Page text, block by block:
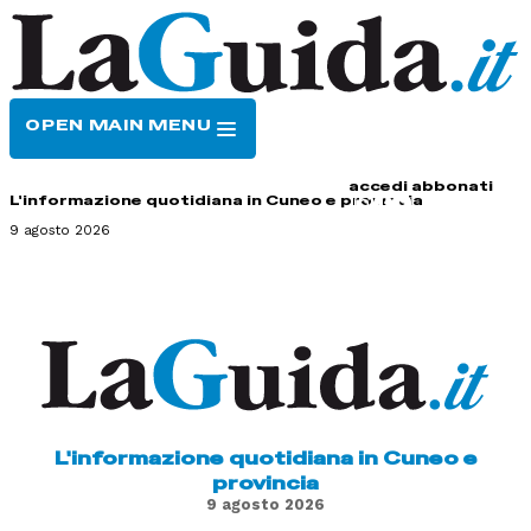
OPEN MAIN MENU
accedi abbonati
L'informazione quotidiana in Cuneo e provincia
9 agosto 2026
L'informazione quotidiana in Cuneo e
provincia
9 agosto 2026